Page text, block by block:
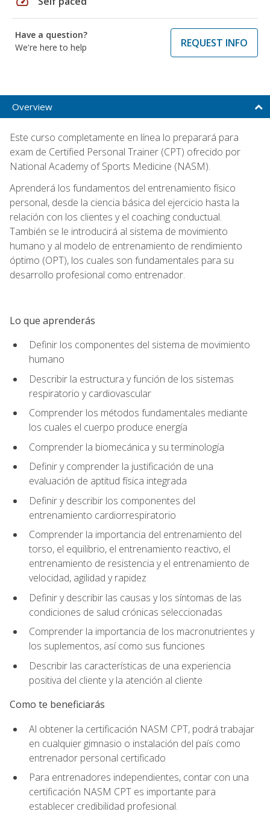
Have a question?
We're here to help
REQUEST INFO
Overview
Este curso completamente en línea lo preparará para
exam de Certified Personal Trainer (CPT) ofrecido por
National Academy of Sports Medicine (NASM).
Aprenderá los fundamentos del entrenamiento físico
personal, desde la ciencia básica del ejercicio hasta la
relación con los clientes y el coaching conductual.
También se le introducirá al sistema de movimiento
humano y al modelo de entrenamiento de rendimiento
óptimo (OPT), los cuales son fundamentales para su
desarrollo profesional como entrenador.
Lo que aprenderás
Definir los componentes del sistema de movimiento
humano
Describir la estructura y función de los sistemas
respiratorio y cardiovascular
Comprender los métodos fundamentales mediante
los cuales el cuerpo produce energía
Comprender la biomecánica y su terminología
Definir y comprender la justificación de una
evaluación de aptitud física integrada
Definir y describir los componentes del
entrenamiento cardiorrespiratorio
Comprender la importancia del entrenamiento del
torso, el equilibrio, el entrenamiento reactivo, el
entrenamiento de resistencia y el entrenamiento de
velocidad, agilidad y rapidez
Definir y describir las causas y los síntomas de las
condiciones de salud crónicas seleccionadas
Comprender la importancia de los macronutrientes y
los suplementos, así como sus funciones
Describir las características de una experiencia
positiva del cliente y la atención al cliente
Como te beneficiarás
Al obtener la certificación NASM CPT, podrá trabajar
en cualquier gimnasio o instalación del país como
entrenador personal certificado
Para entrenadores independientes, contar con una
certificación NASM CPT es importante para
establecer credibilidad profesional.